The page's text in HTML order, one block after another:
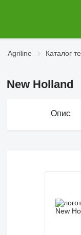
Agriline Каталог
New Holland
Опис